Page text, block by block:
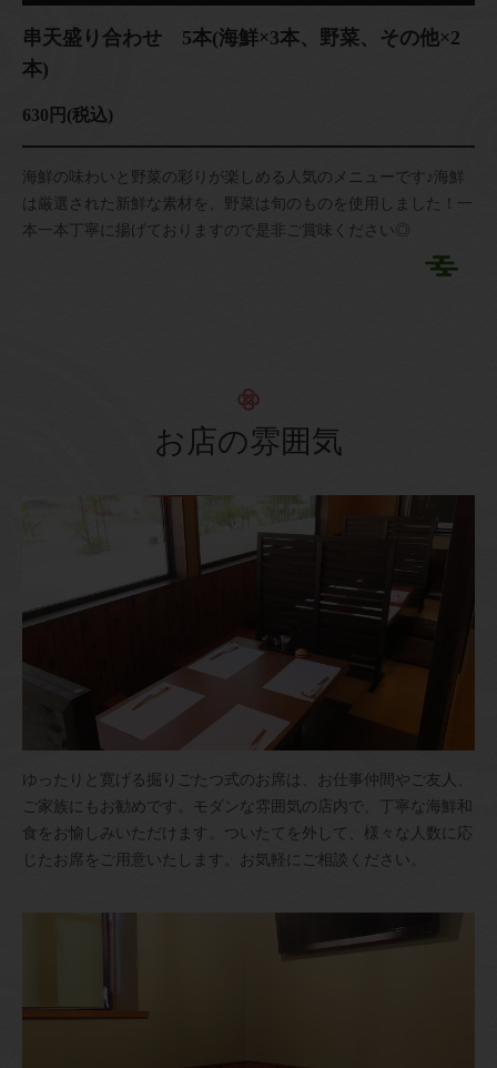
串天盛り合わせ 5本(海鮮×3本、野菜、その他×2
本)
630円 (税込)
海鮮の味わいと野菜の彩りが楽しめる人気のメニューです♪海鮮
は厳選された新鮮な素材を、野菜は旬のものを使用しました！一
本一本丁寧に揚げておりますので是非ご賞味ください◎
お店の雰囲気
ゆったりと寛げる掘りごたつ式のお席は、お仕事仲間やご友人、
ご家族にもお勧めです。モダンな雰囲気の店内で、丁寧な海鮮和
食をお愉しみいただけます。ついたてを外して、様々な人数に応
じたお席をご用意いたします。お気軽にご相談ください。